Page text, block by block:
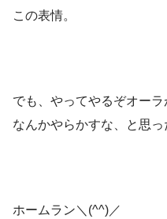
この表情。
でも、やってやるぞオーラ
なんかやらかすな、と思
ホームラン＼(^^)／